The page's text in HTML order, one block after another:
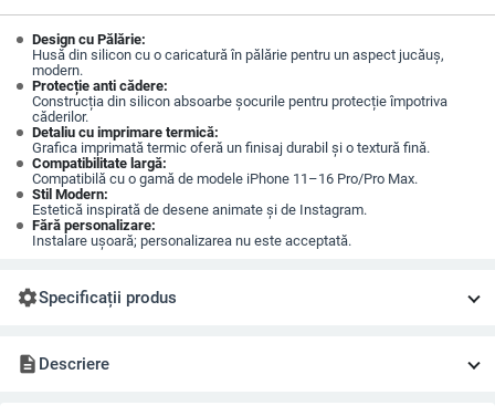
Design cu Pălărie:
Husă din silicon cu o caricatură în pălărie pentru un aspect jucăuș,
modern.
Protecție anti cădere:
Construcția din silicon absoarbe șocurile pentru protecție împotriva
căderilor.
Detaliu cu imprimare termică:
Grafica imprimată termic oferă un finisaj durabil și o textură fină.
Compatibilitate largă:
Compatibilă cu o gamă de modele iPhone 11–16 Pro/Pro Max.
Stil Modern:
Estetică inspirată de desene animate și de Instagram.
Fără personalizare:
Instalare ușoară; personalizarea nu este acceptată.
settingsSpecificații produs
description Descriere